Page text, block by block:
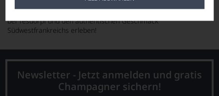
Entdecken Sie Malbec in seiner ursprünglichen Form ✦ Große
Weine aus Cahors von Clos Triguedina ✦ Jetzt online bestellen
bei Tesdorpf und den authentischen Geschmack
Südwestfrankreichs erleben!
Newsletter - Jetzt anmelden und gratis
Champagner sichern!